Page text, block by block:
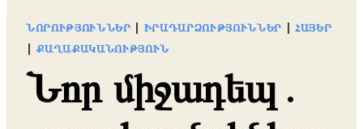
ՆՈՐՈՒԹՅՈՒՆՆԵՐ| ԻՐԱԴԱՐՁՈՒԹՅՈՒՆՆԵՐ| ՀԱՅԵՐ
|ՔԱՂԱՔԱԿԱՆՈՒԹՅՈՒՆ
Նոր միջադեպ․